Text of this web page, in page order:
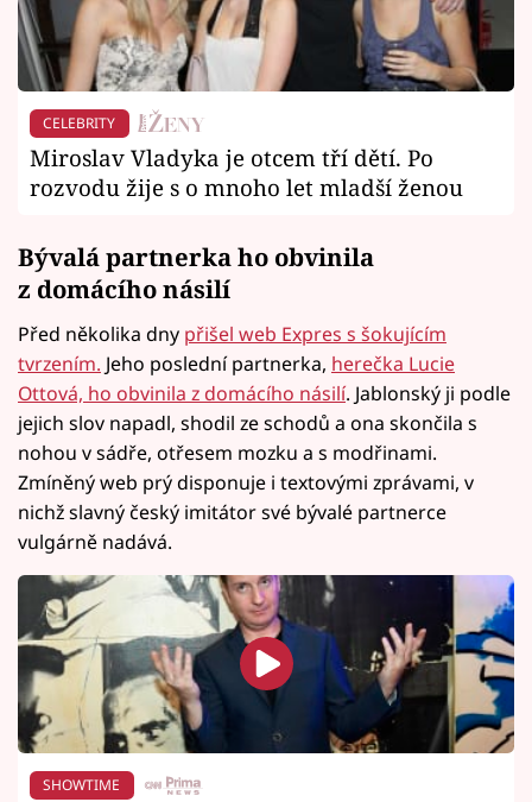
CELEBRITY
Miroslav Vladyka je otcem tří dětí. Po
rozvodu žije s o mnoho let mladší ženou
Bývalá partnerka ho obvinila
z domácího násilí
Před několika dny přišel web Expres s šokujícím
tvrzením. Jeho poslední partnerka, herečka Lucie
Ottová, ho obvinila z domácího násilí. Jablonský ji podle
jejich slov napadl, shodil ze schodů a ona skončila s
nohou v sádře, otřesem mozku a s modřinami.
Zmíněný web prý disponuje i textovými zprávami, v
nichž slavný český imitátor své bývalé partnerce
vulgárně nadává.
SHOWTIME